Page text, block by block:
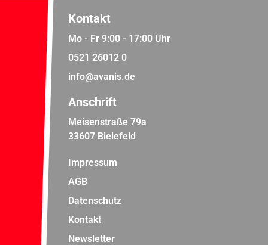
Kontakt
Mo - Fr 9:00 - 17:00 Uhr
0521 26012 0
info@avanis.de
Anschrift
Meisenstraße 79a
33607 Bielefeld
Impressum
AGB
Datenschutz
Kontakt
Newsletter